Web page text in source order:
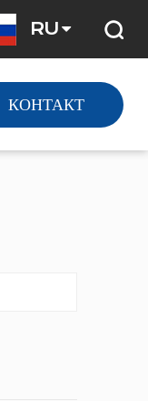
RU
КОНТАКТ